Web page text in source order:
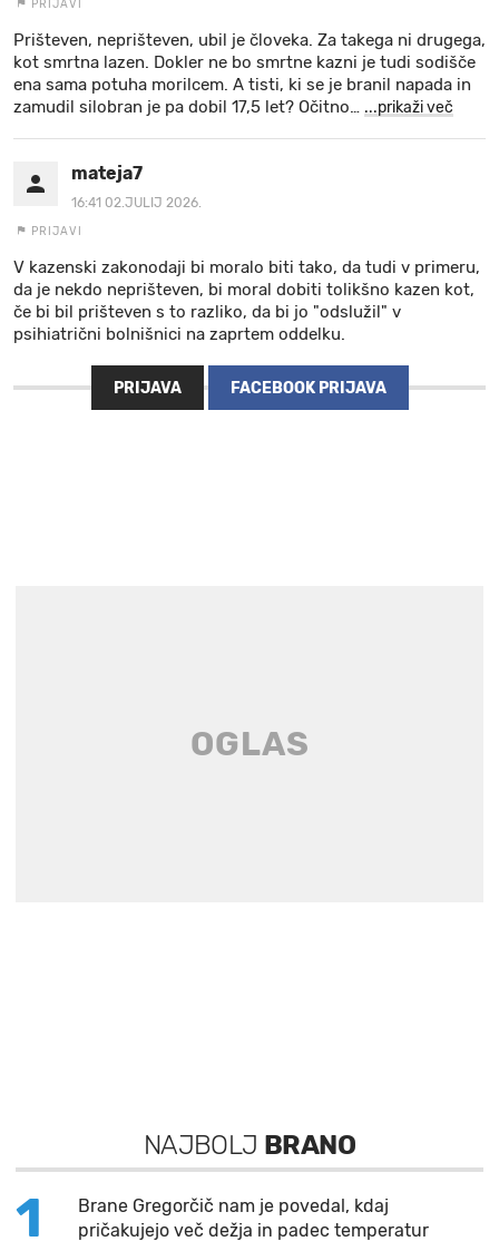
PRIJAVI
Prišteven, neprišteven, ubil je človeka. Za takega ni drugega,
kot smrtna lazen. Dokler ne bo smrtne kazni je tudi sodišče
ena sama potuha morilcem. A tisti, ki se je branil napada in
zamudil silobran je pa dobil 17,5 let? Očitno… ...prikaži več
mateja7
16:41 02.JULIJ 2026.
PRIJAVI
V kazenski zakonodaji bi moralo biti tako, da tudi v primeru,
da je nekdo neprišteven, bi moral dobiti tolikšno kazen kot,
če bi bil prišteven s to razliko, da bi jo "odslužil" v
psihiatrični bolnišnici na zaprtem oddelku.
PRIJAVA FACEBOOK PRIJAVA
NAJBOLJ BRANO
1
Brane Gregorčič nam je povedal, kdaj
pričakujejo več dežja in padec temperatur